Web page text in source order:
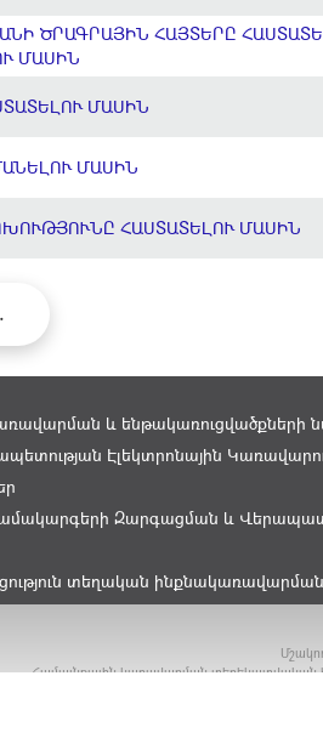
ԾՐԱԳՐԱՅԻՆ ՀԱՅՏԵՐԸ
ՄԱՍԻՆ
ՄԱՍԻՆ
ՄԱՍԻՆ
ՀԱՍՏԱՏԵԼՈՒ ՄԱՍԻՆ
և ենթակառուցվածքների
Էլեկտրոնային
Զարգացման և
տեղական
Համայնքային կառավարման տեղեկատվական